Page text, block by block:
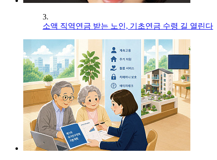
3.
소액 직역연금 받는 노인, 기초연금 수령 길 열린다